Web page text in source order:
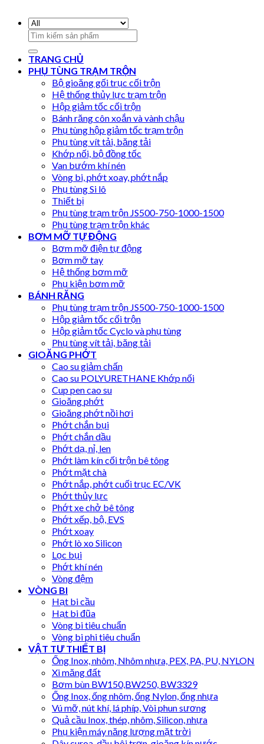
Search
for:
TRANG CHỦ
PHỤ TÙNG TRẠM TRỘN
Bộ gioăng gối trục cối trộn
Hệ thống thủy lực trạm trộn
Hộp giảm tốc cối trộn
Bánh răng côn xoắn và vành chậu
Phụ tùng hộp giảm tốc trạm trộn
Phụ tùng vít tải, băng tải
Khớp nối, bộ đồng tốc
Van bướm khí nén
Vòng bi, phớt xoay, phớt nắp
Phụ tùng Si lô
Thiết bị
Phụ tùng trạm trộn JS500-750-1000-1500
Phụ tùng trạm trộn khác
BƠM MỠ TỰ ĐỘNG
Bơm mỡ điện tự động
Bơm mỡ tay
Hệ thống bơm mỡ
Phụ kiện bơm mỡ
BÁNH RĂNG
Phụ tùng trạm trộn JS500-750-1000-1500
Hộp giảm tốc cối trộn
Hộp giảm tốc Cyclo và phụ tùng
Phụ tùng vít tải, băng tải
GIOĂNG PHỚT
Cao su giảm chấn
Cao su POLYURETHANE Khớp nối
Cup pen cao su
Gioăng phớt
Gioăng phớt nồi hơi
Phớt chắn bụi
Phớt chắn dầu
Phớt dạ, nỉ, len
Phớt làm kín cối trộn bê tông
Phớt mặt chà
Phớt nắp, phớt cuối trục EC/VK
Phớt thủy lực
Phớt xe chở bê tông
Phớt xếp, bộ, EVS
Phớt xoay
Phớt lò xo Silicon
Lọc bụi
Phớt khí nén
Vòng đệm
VÒNG BI
Hạt bi cầu
Hạt bi đũa
Vòng bi tiêu chuẩn
Vòng bi phi tiêu chuẩn
VẬT TƯ THIẾT BỊ
Ống Inox, nhôm, Nhôm nhựa, PEX, PA, PU, NYLON
Xi măng đất
Bơm bùn BW150,BW250, BW3329
Ống Inox, ống nhôm, ống Nylon, ống nhựa
Vú mỡ, nút khí, lá phíp, Vòi phun sương
Quả cầu Inox, thép, nhôm, Silicon, nhựa
Phụ kiện máy năng lượng mặt trời